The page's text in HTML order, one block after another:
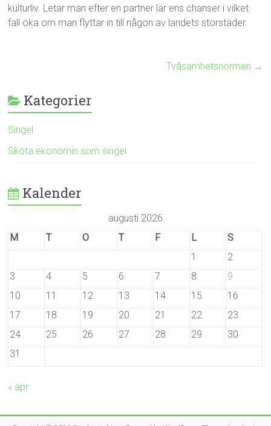
kulturliv. Letar man efter en partner lär ens chanser i vilket
fall öka om man flyttar in till någon av landets storstäder.
Tvåsamhetsnormen →
Kategorier
Singel
Sköta ekonomin som singel
Kalender
augusti 2026
M
T O T F L
S
1
2
3
4 5 6 7 8
9
10
11 12 13 14 15
16
17
18 19 20 21 22
23
24
25 26 27 28 29
30
31
« apr